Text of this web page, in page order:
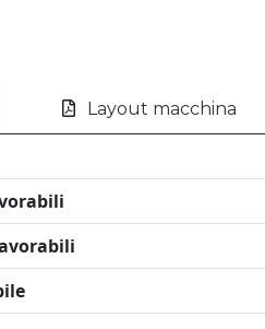
Layout macchina